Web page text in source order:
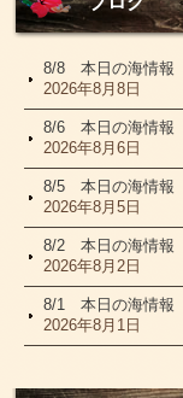
8/8 本日の海情報
2026年8月8日
8/6 本日の海情報
2026年8月6日
8/5 本日の海情報
2026年8月5日
8/2 本日の海情報
2026年8月2日
8/1 本日の海情報
2026年8月1日